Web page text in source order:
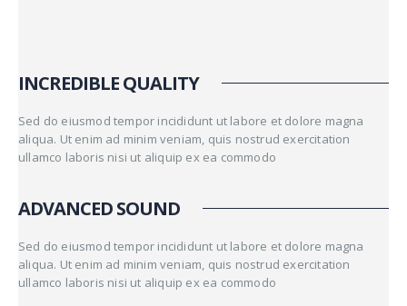
INCREDIBLE QUALITY
Sed do eiusmod tempor incididunt ut labore et dolore magna
aliqua. Ut enim ad minim veniam, quis nostrud exercitation
ullamco laboris nisi ut aliquip ex ea commodo
ADVANCED SOUND
Sed do eiusmod tempor incididunt ut labore et dolore magna
aliqua. Ut enim ad minim veniam, quis nostrud exercitation
ullamco laboris nisi ut aliquip ex ea commodo